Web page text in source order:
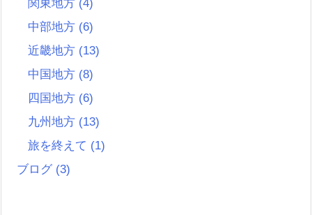
関東地方 (4)
中部地方 (6)
近畿地方 (13)
中国地方 (8)
四国地方 (6)
九州地方 (13)
旅を終えて (1)
ブログ (3)